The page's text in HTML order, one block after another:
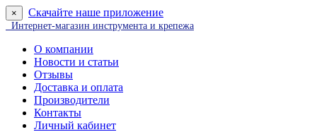
× Скачайте наше приложение
Интернет-магазин инструмента и крепежа
О компании
Новости и статьи
Отзывы
Доставка и оплата
Производители
Контакты
Личный кабинет